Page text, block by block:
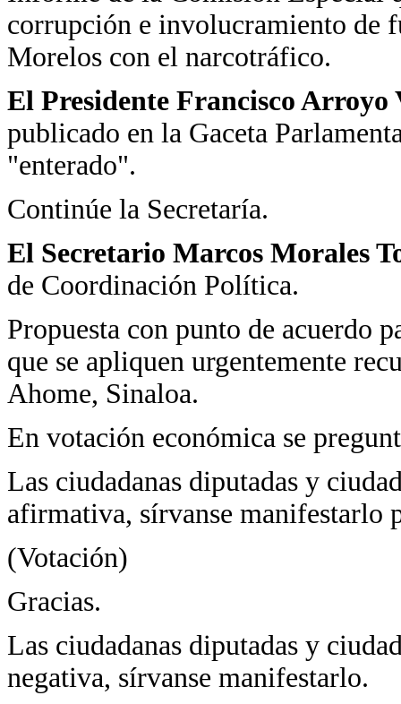
corrupción e involucramiento de
Morelos con el narcotráfico.
El Presidente Francisco
publicado en la Gaceta
"enterado".
Continúe la Secretaría.
El Secretario Marcos Morales
de Coordinación Política.
Propuesta con punto de acuerdo
que se apliquen urgentemente
Ahome, Sinaloa.
En votación económica se
Las ciudadanas diputadas y
afirmativa, sírvanse manifestarlo
(Votación)
Gracias.
Las ciudadanas diputadas y
negativa, sírvanse manifestarlo.